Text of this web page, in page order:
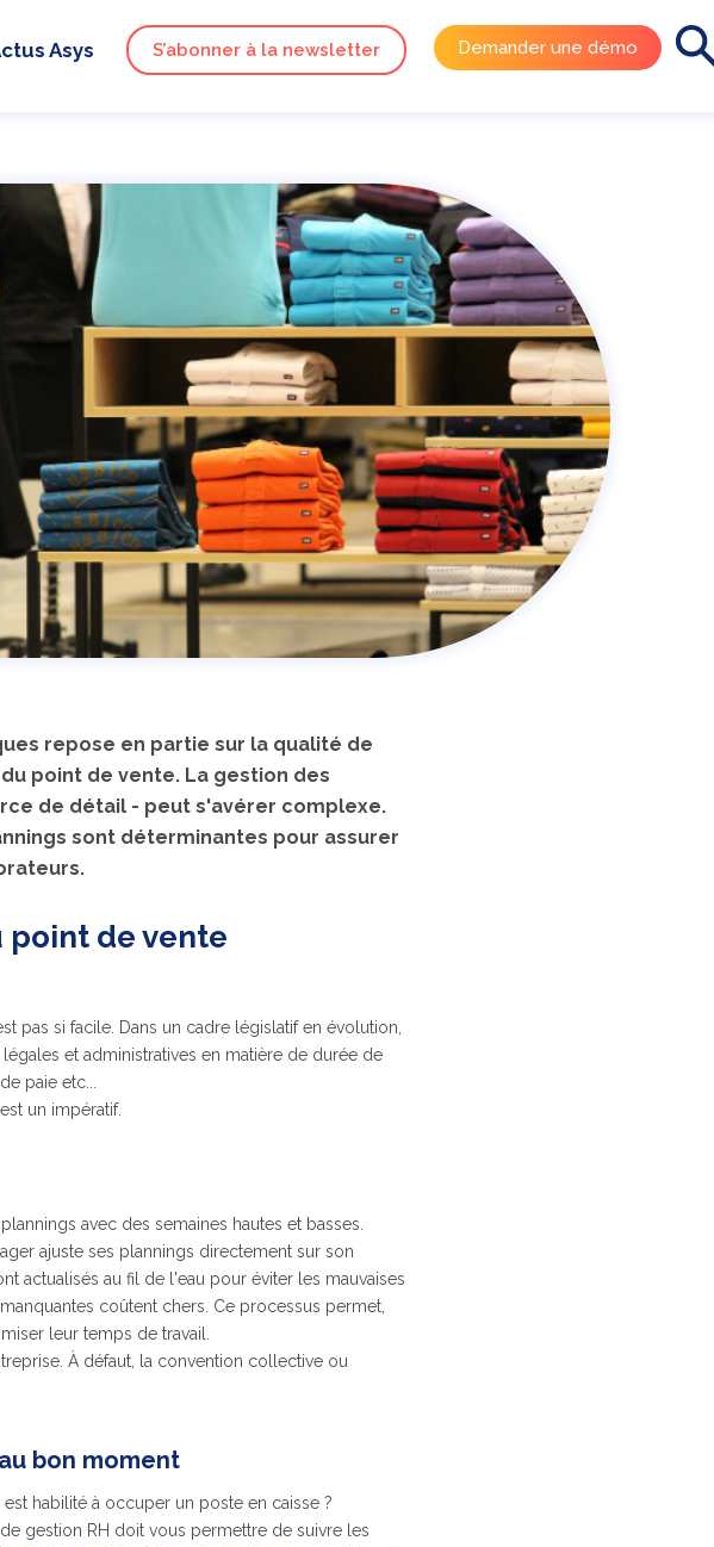
Asys S’abonner à la newsletter Demander une démo
repose en partie sur la qualité de
point de vente. La gestion des
de détail - peut s'avérer complexe.
sont déterminantes pour assurer
point de vente
pas si facile. Dans un cadre législatif en évolution,
et administratives en matière de durée de
paie etc...
un impératif.
avec des semaines hautes et basses.
ajuste ses plannings directement sur son
actualisés au fil de l'eau pour éviter les mauvaises
coûtent chers. Ce processus permet,
leur temps de travail.
À défaut, la convention collective ou
bon moment
habilité à occuper un poste en caisse ?
gestion RH doit vous permettre de suivre les